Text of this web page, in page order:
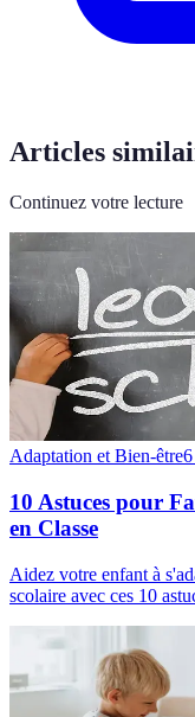
Articles
Continuez votre lecture
Adaptation et Bien-être6
10 Astuces pour
en Classe
Aidez votre enfant à
scolaire avec ces 10